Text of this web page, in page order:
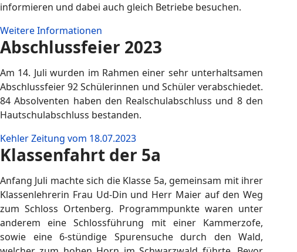
informieren und dabei auch gleich Betriebe besuchen.
Weitere Informationen
Abschlussfeier 2023
Am 14. Juli wurden im Rahmen einer sehr unterhaltsamen
Abschlussfeier 92 Schülerinnen und Schüler verabschiedet.
84 Absolventen haben den Realschulabschluss und 8 den
Hautschulabschluss bestanden.
Kehler Zeitung vom 18.07.2023
Klassenfahrt der 5a
Anfang Juli machte sich die Klasse 5a, gemeinsam mit ihrer
Klassenlehrerin Frau Ud-Din und Herr Maier auf den Weg
zum Schloss Ortenberg. Programmpunkte waren unter
anderem eine Schlossführung mit einer Kammerzofe,
sowie eine 6-stündige Spurensuche durch den Wald,